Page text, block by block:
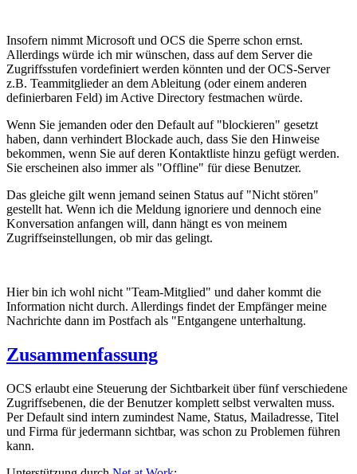
Insofern nimmt Microsoft und OCS die Sperre schon ernst.
Allerdings würde ich mir wünschen, dass auf dem Server die
Zugriffsstufen vordefiniert werden könnten und der OCS-Server
z.B. Teammitglieder an dem Ableitung (oder einem anderen
definierbaren Feld) im Active Directory festmachen würde.
Wenn Sie jemanden oder den Default auf "blockieren" gesetzt
haben, dann verhindert Blockade auch, dass Sie den Hinweise
bekommen, wenn Sie auf deren Kontaktliste hinzu gefügt werden.
Sie erscheinen also immer als "Offline" für diese Benutzer.
Das gleiche gilt wenn jemand seinen Status auf "Nicht stören"
gestellt hat. Wenn ich die Meldung ignoriere und dennoch eine
Konversation anfangen will, dann hängt es von meinem
Zugriffseinstellungen, ob mir das gelingt.
Hier bin ich wohl nicht "Team-Mitglied" und daher kommt die
Information nicht durch. Allerdings findet der Empfänger meine
Nachrichte dann im Postfach als "Entgangene unterhaltung.
Zusammenfassung
OCS erlaubt eine Steuerung der Sichtbarkeit über fünf verschiedene
Zugriffsebenen, die der Benutzer komplett selbst verwalten muss.
Per Default sind intern zumindest Name, Status, Mailadresse, Titel
und Firma für jedermann sichtbar, was schon zu Problemen führen
kann.